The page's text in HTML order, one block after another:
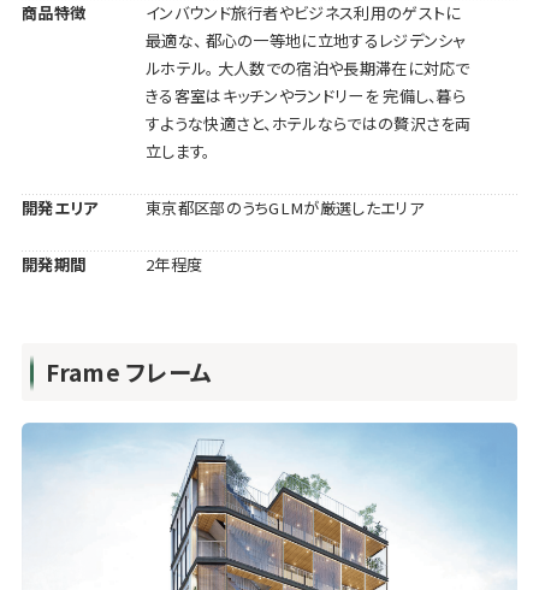
商品特徴
インバウンド旅行者やビジネス利用のゲストに
最適な、 都心の一等地に立地するレジデンシャ
ルホテル。 大人数での宿泊や長期滞在に対応で
きる客室はキッチンやランドリーを 完備し、暮ら
すような快適さと、ホテルならではの贅沢さを両
立します。
開発エリア 東京都区部のうちGLMが厳選したエリア
開発期間 2年程度
Frame フレーム